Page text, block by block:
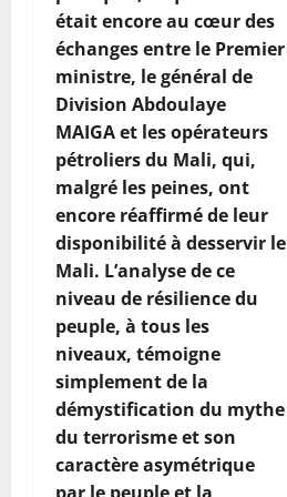
était encore au cœur des
échanges entre le Premier
ministre, le général de
Division Abdoulaye
MAIGA et les opérateurs
pétroliers du Mali, qui,
malgré les peines, ont
encore réaffirmé de leur
disponibilité à desservir le
Mali. L’analyse de ce
niveau de résilience du
peuple, à tous les
niveaux, témoigne
simplement de la
démystification du mythe
du terrorisme et son
caractère asymétrique
par le peuple et la